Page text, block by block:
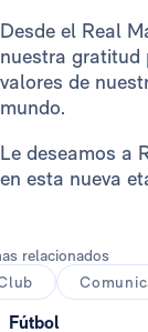
Desde el Real
nuestra gratitud
valores de
mundo.
Le deseamos a
en esta nueva
relacionados
Fútbol